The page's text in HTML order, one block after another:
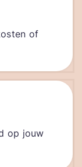
of
op jouw